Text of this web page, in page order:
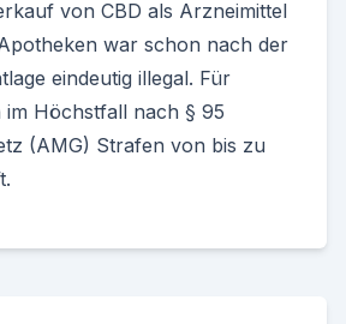
von CBD als Arzneimittel
war schon nach der
eindeutig illegal. Für
Höchstfall nach § 95
(AMG) Strafen von bis zu